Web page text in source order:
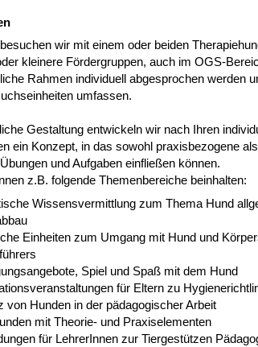
wir mit einem oder beiden
kleinere Fördergruppen, auch im OGS-
Rahmen individuell abgesprochen werden
umfassen.
Gestaltung entwickeln wir nach Ihren
ein Konzept, in das sowohl praxisbezogene
und Aufgaben einfließen können.
z.B. folgende Themenbereiche beinhalten:
Wissensvermittlung zum Thema Hund
Einheiten zum Umgang mit Hund und
Spiel und Spaß mit dem Hund
für Eltern zu
von Hunden in der pädagogischer Arbeit
mit Theorie- und Praxiselementen
für LehrerInnen zur Tiergestützen